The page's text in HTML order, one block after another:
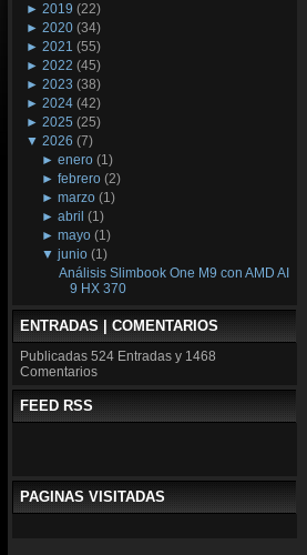
► 2019 (22)
► 2020 (34)
► 2021 (55)
► 2022 (45)
► 2023 (38)
► 2024 (42)
► 2025 (25)
▼ 2026 (7)
►enero (1)
►febrero (2)
►marzo (1)
►abril (1)
►mayo (1)
▼junio (1)
Análisis Slimbook One M9 con AMD AI
9 HX 370
ENTRADAS | COMENTARIOS
Publicadas 524 Entradas y 1468
Comentarios
FEED RSS
PAGINAS VISITADAS